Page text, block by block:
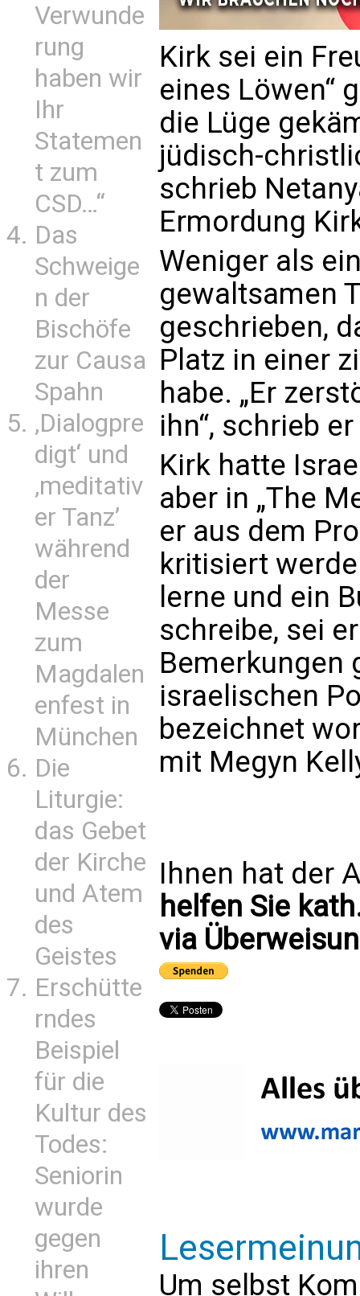
Verwunde
rung
haben wir
Ihr
Statemen
t zum
CSD…“
Das
Schweige
n der
Bischöfe
zur Causa
Spahn
‚Dialogpre
digt‘ und
‚meditativ
er Tanz’
während
der
Messe
zum
Magdalen
enfest in
München
Die
Liturgie:
das Gebet
der Kirche
und Atem
des
Geistes
Erschütte
rndes
Beispiel
für die
Kultur des
Todes:
Seniorin
wurde
gegen
ihren
Kirk sei ein
eines Löwen“
die Lüge
jüdisch-
schrieb
Ermordung
Weniger als
gewaltsamen
geschrieben,
Platz in einer
habe. „Er
ihn“, schrieb
Kirk hatte
aber in „The
er aus dem
kritisiert
lerne und ein
schreibe, sei
Bemerkungen
israelischen
bezeichnet
mit Megyn
Ihnen hat der
helfen Sie
via
Um selbst